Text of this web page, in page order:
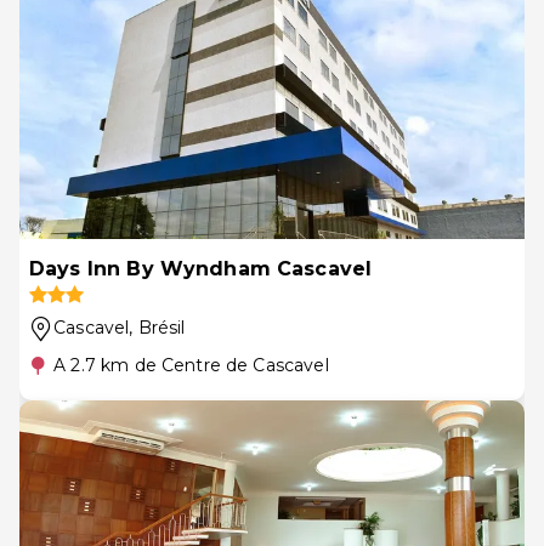
Days Inn By Wyndham Cascavel
Cascavel, Brésil
A 2.7 km de Centre de Cascavel